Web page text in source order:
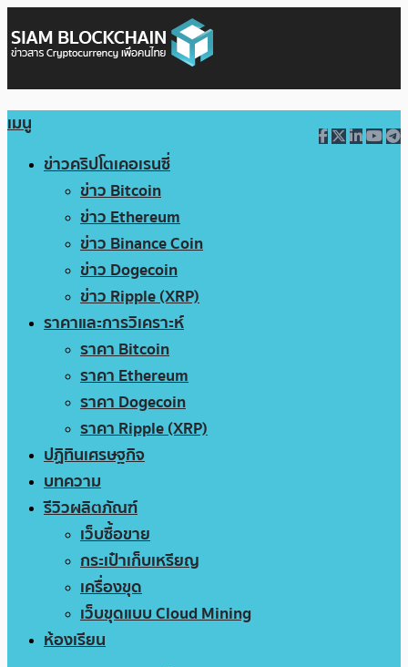
เมนู
ข่าวคริปโตเคอเรนซี่
ข่าว Bitcoin
ข่าว Ethereum
ข่าว Binance Coin
ข่าว Dogecoin
ข่าว Ripple (XRP)
ราคาและการวิเคราะห์
ราคา Bitcoin
ราคา Ethereum
ราคา Dogecoin
ราคา Ripple (XRP)
ปฏิทินเศรษฐกิจ
บทความ
รีวิวผลิตภัณฑ์
เว็บซื้อขาย
กระเป๋าเก็บเหรียญ
เครื่องขุด
เว็บขุดแบบ Cloud Mining
ห้องเรียน